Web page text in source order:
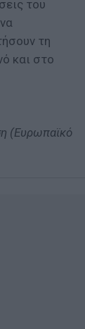
του
τη
και στο
(Ευρωπαϊκό